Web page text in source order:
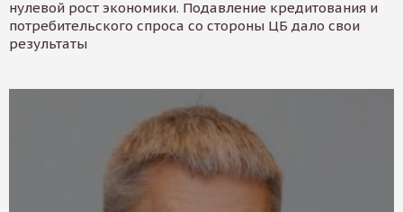
нулевой рост экономики. Подавление кредитования и
потребительского спроса со стороны ЦБ дало свои
результаты